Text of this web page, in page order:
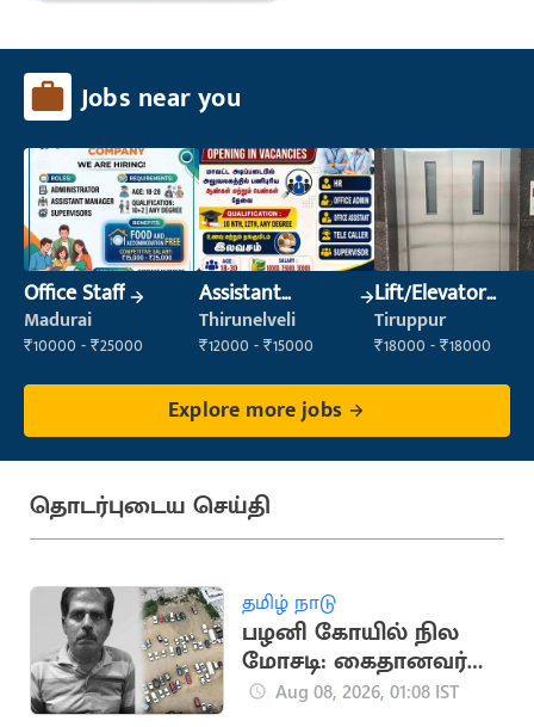
Jobs near you
Office Staff
Madurai
₹10000 - ₹25000
Assistant
Manager
Thirunelveli
₹12000 - ₹15000
Lift/Elevator
Technician
Tiruppur
₹18000 - ₹18000
Explore more jobs
தொடர்புடைய செய்தி
தமிழ் நாடு
பழனி கோயில் நில
மோசடி: கைதானவர்
சிறையில் உயிரிழப்பு
Aug 08, 2026, 01:08 IST